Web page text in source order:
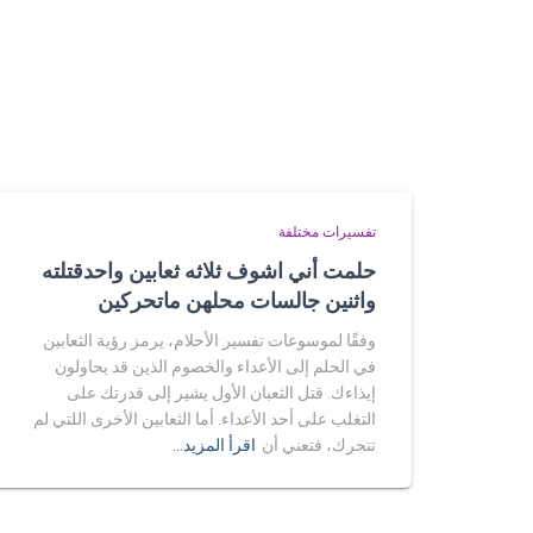
تفسيرات مختلفة
حلمت أني اشوف ثلاثه ثعابين واحدقتلته
واثنين جالسات محلهن ماتحركين
وفقًا لموسوعات تفسير الأحلام، يرمز رؤية الثعابين
في الحلم إلى الأعداء والخصوم الذين قد يحاولون
إيذاءك. قتل الثعبان الأول يشير إلى قدرتك على
التغلب على أحد الأعداء. أما الثعابين الأخرى اللتي لم
تتحرك، فتعني أن اقرأ المزيد…